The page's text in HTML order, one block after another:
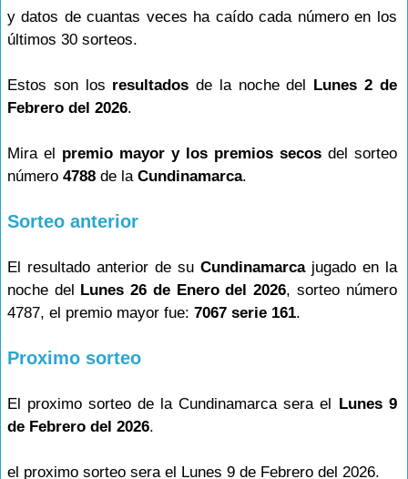
y datos de cuantas veces ha caído cada número en los
últimos 30 sorteos.
Estos son los resultados de la noche del Lunes 2 de
Febrero del 2026.
Mira el premio mayor y los premios secosdel sorteo
número 4788 de la Cundinamarca.
Sorteo anterior
El resultado anterior de su Cundinamarcajugado en la
noche del Lunes 26 de Enero del 2026, sorteo número
4787, el premio mayor fue: 7067 serie 161.
Proximo sorteo
El proximo sorteo de la Cundinamarca sera el Lunes 9
de Febrero del 2026.
el proximo sorteo sera el Lunes 9 de Febrero del 2026.